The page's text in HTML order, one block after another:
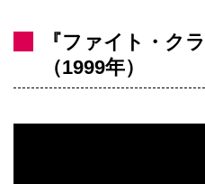
『ファイト・ク
（1999年）